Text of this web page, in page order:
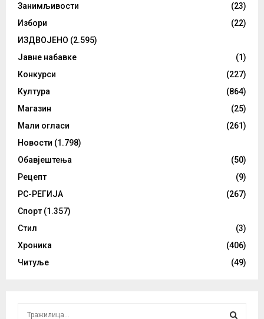
Занимљивости
(23)
Избори
(22)
ИЗДВОЈЕНО (2.595)
Јавне набавке
(1)
Конкурси
(227)
Култура
(864)
Магазин
(25)
Мали огласи
(261)
Новости (1.798)
Обавјештења
(50)
Рецепт
(9)
РС-РЕГИЈА
(267)
Спорт (1.357)
Стил
(3)
Хроника
(406)
Читуље
(49)